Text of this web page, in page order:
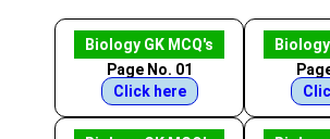
Biology GK MCQ's
Page No. 01
Click here